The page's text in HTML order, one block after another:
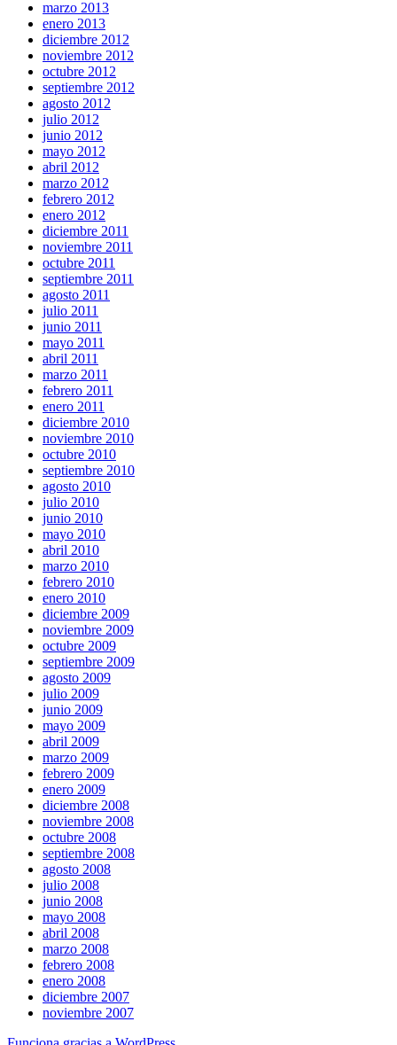
marzo 2013
enero 2013
diciembre 2012
noviembre 2012
octubre 2012
septiembre 2012
agosto 2012
julio 2012
junio 2012
mayo 2012
abril 2012
marzo 2012
febrero 2012
enero 2012
diciembre 2011
noviembre 2011
octubre 2011
septiembre 2011
agosto 2011
julio 2011
junio 2011
mayo 2011
abril 2011
marzo 2011
febrero 2011
enero 2011
diciembre 2010
noviembre 2010
octubre 2010
septiembre 2010
agosto 2010
julio 2010
junio 2010
mayo 2010
abril 2010
marzo 2010
febrero 2010
enero 2010
diciembre 2009
noviembre 2009
octubre 2009
septiembre 2009
agosto 2009
julio 2009
junio 2009
mayo 2009
abril 2009
marzo 2009
febrero 2009
enero 2009
diciembre 2008
noviembre 2008
octubre 2008
septiembre 2008
agosto 2008
julio 2008
junio 2008
mayo 2008
abril 2008
marzo 2008
febrero 2008
enero 2008
diciembre 2007
noviembre 2007